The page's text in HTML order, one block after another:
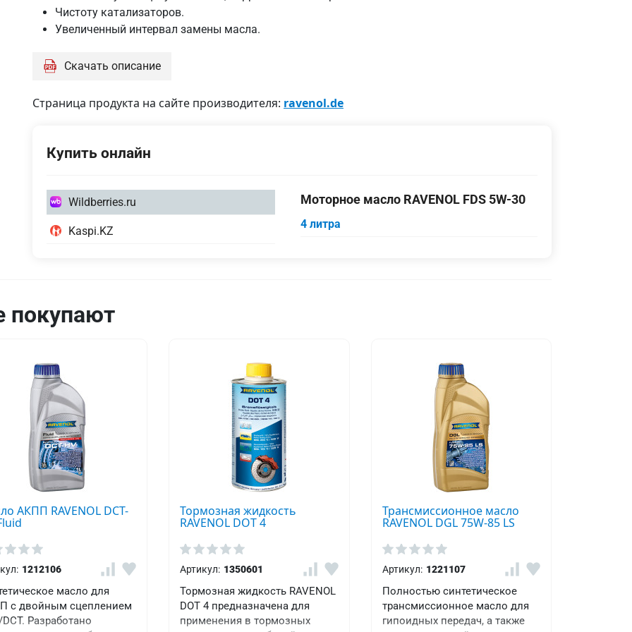
Чистоту катализаторов.
Увеличенный интервал замены масла.
Скачать описание
Страница продукта на сайте производителя: ravenol.de
Купить онлайн
4
литра
Wildberries.ru
1
Kaspi.KZ
Моторное масло RAVENOL FDS 5W-30
4 литра
покупают
АКПП RAVENOL DCT-
1212106
масло для
с двойным сцеплением
DCT. Разработано
Тормозная жидкость
RAVENOL DOT 4
Артикул: 1350601
Тормозная жидкость RAVENOL
DOT 4 предназначена для
применения в тормозных
Трансмиссионное масло
RAVENOL DGL 75W-85 LS
Артикул: 1221107
Полностью синтетическое
трансмиссионное масло для
гипоидных передач, а также